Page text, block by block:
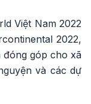
Việt Nam 2022
2022,
đóng góp cho xã
và các dự